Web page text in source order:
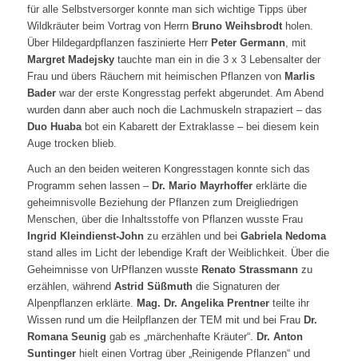
für alle Selbstversorger konnte man sich wichtige Tipps über
Wildkräuter beim Vortrag von Herrn Bruno Weihsbrodtholen.
Über Hildegardpflanzen faszinierte Herr Peter Germann, mit
Margret Madejskytauchte man ein in die 3 x 3 Lebensalter der
Frau und übers Räuchern mit heimischen Pflanzen von Marlis
Baderwar der erste Kongresstag perfekt abgerundet. Am Abend
wurden dann aber auch noch die Lachmuskeln strapaziert – das
Duo Huababot ein Kabarett der Extraklasse – bei diesem kein
Auge trocken blieb.
Auch an den beiden weiteren Kongresstagen konnte sich das
Programm sehen lassen – Dr. Mario Mayrhoffererklärte die
geheimnisvolle Beziehung der Pflanzen zum Dreigliedrigen
Menschen, über die Inhaltsstoffe von Pflanzen wusste Frau
Ingrid Kleindienst-Johnzu erzählen und bei Gabriela Nedoma
stand alles im Licht der lebendige Kraft der Weiblichkeit. Über die
Geheimnisse von UrPflanzen wusste Renato Strassmannzu
erzählen, während Astrid Süßmuthdie Signaturen der
Alpenpflanzen erklärte. Mag. Dr. Angelika Prentnerteilte ihr
Wissen rund um die Heilpflanzen der TEM mit und bei Frau Dr.
Romana Seunig gab es „märchenhafte Kräuter“. Dr. Anton
Suntingerhielt einen Vortrag über „Reinigende Pflanzen“ und